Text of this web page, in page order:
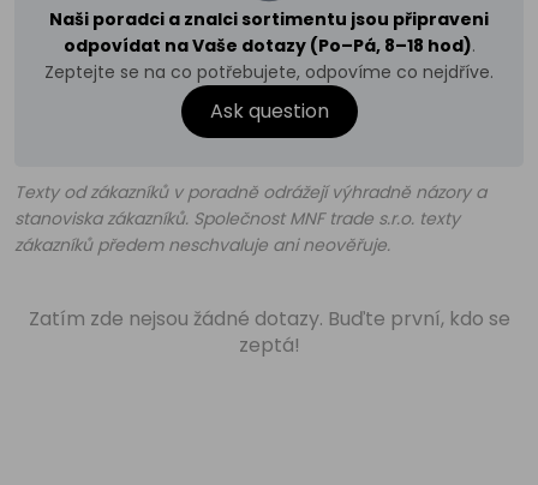
Naši poradci a znalci sortimentu jsou připraveni
odpovídat na Vaše dotazy (Po–Pá, 8–18 hod).
Zeptejte se na co potřebujete, odpovíme co nejdříve.
Ask question
Texty od zákazníků v poradně odrážejí výhradně názory a
stanoviska zákazníků. Společnost MNF trade s.r.o. texty
zákazníků předem neschvaluje ani neověřuje.
Zatím zde nejsou žádné dotazy. Buďte první, kdo se
zeptá!